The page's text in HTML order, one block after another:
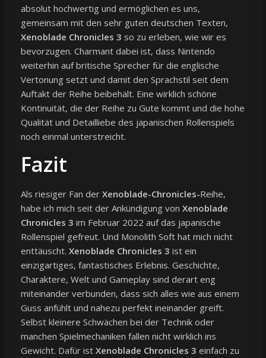
absolut hochwertig und ermöglichen es uns,
gemeinsam mit den sehr guten deutschen Texten,
Xenoblade Chronicles 3 so zu erleben, wie wir es
bevorzugen. Charmant dabei ist, dass Nintendo
weiterhin auf britische Sprecher für die englische
Vertonung setzt und damit den Sprachstil seit dem
Auftakt der Reihe beibehält. Eine wirklich schöne
Kontinuität, die der Reihe zu Gute kommt und die hohe
Qualität und Detailliebe des japanischen Rollenspiels
noch einmal unterstreicht.
Fazit
Als riesiger Fan der Xenoblade-Chronicles-Reihe,
habe ich mich seit der Ankündigung von Xenoblade
Chronicles 3 im Februar 2022 auf das japanische
Rollenspiel gefreut. Und Monolith Soft hat mich nicht
enttäuscht. Xenoblade Chronicles 3 ist ein
einzigartiges, fantastisches Erlebnis. Geschichte,
Charaktere, Welt und Gameplay sind derart eng
miteinander verbunden, dass sich alles wie aus einem
Guss anfühlt und nahezu perfekt ineinander greift.
Selbst kleinere Schwächen bei der Technik oder
manchen Spielmechaniken fallen nicht wirklich ins
Gewicht. Dafür ist Xenoblade Chronicles 3 einfach zu